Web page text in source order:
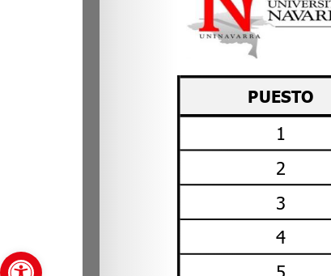
Abrir barra de herramientas